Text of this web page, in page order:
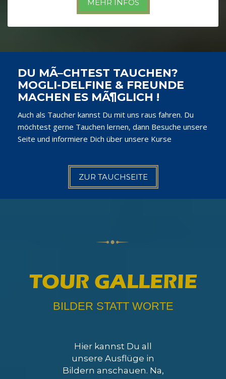
MEHR INFOS
DU MÃ–CHTEST TAUCHEN?
MOGLI-DELFINE & FREUNDE
MACHEN ES MÃ¶GLICH !
Auch als Taucher kannst Du mit uns raus fahren. Du
möchtest gerne Tauchen lernen, dann Besuche unsere
Seite und informiere Dich über unsere Kurse
ZUR TAUCHSEITE
TOUR GALLERIE
BILDER STATT WORTE
Hier kannst Du all
unsere Ausflüge in
Bildern anschauen. Na,